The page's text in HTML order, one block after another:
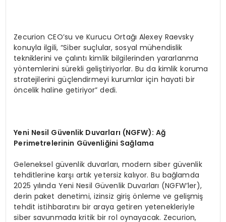
Zecurion CEO’su ve Kurucu Ortağı Alexey Raevsky
konuyla ilgili, “Siber suçlular, sosyal mühendislik
tekniklerini ve çalıntı kimlik bilgilerinden yararlanma
yöntemlerini sürekli geliştiriyorlar. Bu da kimlik koruma
stratejilerini güçlendirmeyi kurumlar için hayati bir
öncelik haline getiriyor” dedi.
Yeni Nesil Güvenlik Duvarları (NGFW): Ağ
Perimetrelerinin Güvenliğini Sağlama
Geleneksel güvenlik duvarları, modern siber güvenlik
tehditlerine karşı artık yetersiz kalıyor. Bu bağlamda
2025 yılında Yeni Nesil Güvenlik Duvarları (NGFW’ler),
derin paket denetimi, izinsiz giriş önleme ve gelişmiş
tehdit istihbaratını bir araya getiren yetenekleriyle
siber savunmada kritik bir rol oynayacak. Zecurion,